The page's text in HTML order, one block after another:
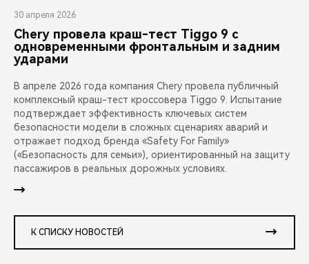
30 апреля 2026
Chery провела краш-тест Tiggo 9 с
одновременными фронтальным и задним
ударами
В апреле 2026 года компания Chery провела публичный
комплексный краш-тест кроссовера Tiggo 9. Испытание
подтверждает эффективность ключевых систем
безопасности модели в сложных сценариях аварий и
отражает подход бренда «Safety For Family»
(«Безопасность для семьи»), ориентированный на защиту
пассажиров в реальных дорожных условиях.
К СПИСКУ НОВОСТЕЙ